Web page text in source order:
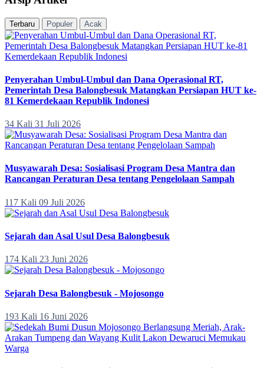
Terbaru Populer Acak
Penyerahan Umbul-Umbul dan Dana Operasional RT,
Pemerintah Desa Balongbesuk Matangkan Persiapan HUT ke-
81 Kemerdekaan Republik Indonesi
34 Kali 31 Juli 2026
Musyawarah Desa: Sosialisasi Program Desa Mantra dan
Rancangan Peraturan Desa tentang Pengelolaan Sampah
117 Kali 09 Juli 2026
Sejarah dan Asal Usul Desa Balongbesuk
174 Kali 23 Juni 2026
Sejarah Desa Balongbesuk - Mojosongo
193 Kali 16 Juni 2026